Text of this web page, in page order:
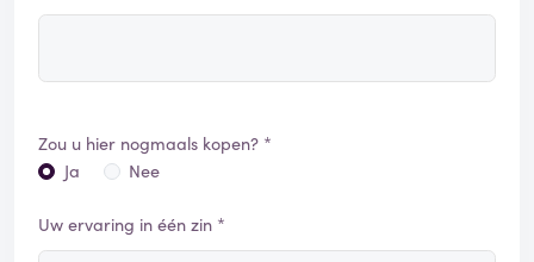
Zou u hier nogmaals kopen? *
Ja
Nee
Uw ervaring in één zin *